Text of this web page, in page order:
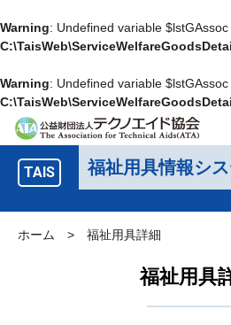
Warning: Undefined variable $lstGAssoc
Warning: Undefined variable $lstGAssoc
TAIS 福祉用具情報シ
ホーム > 福祉用具詳細
福祉用具